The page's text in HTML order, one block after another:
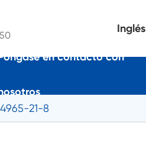
Inglés
en contacto con
21-8